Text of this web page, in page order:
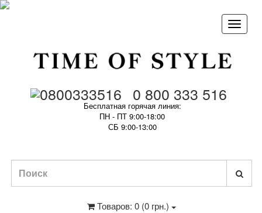
0 800 333 516
Бесплатная горячая линия:
ПН - ПТ 9:00-18:00
СБ 9:00-13:00
Товаров: 0 (0 грн.)